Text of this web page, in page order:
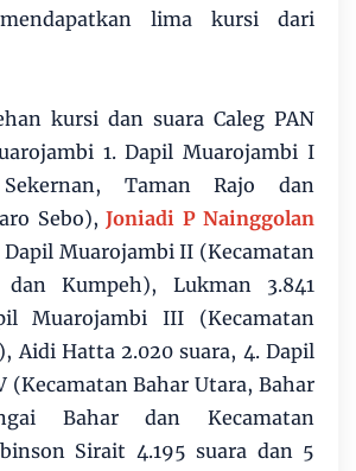
lima kursi dari
kursi dan suara Caleg PAN
1. Dapil Muarojambi I
Sekernan, Taman Rajo dan
Sebo),Joniadi P Nainggolan
Dapil Muarojambi II (Kecamatan
Kumpeh), Lukman 3.841
Muarojambi III (Kecamatan
Aidi Hatta 2.020 suara, 4. Dapil
(Kecamatan Bahar Utara, Bahar
Bahar dan Kecamatan
Sirait 4.195 suara dan 5